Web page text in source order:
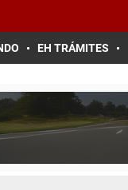
EH TRÁMITES